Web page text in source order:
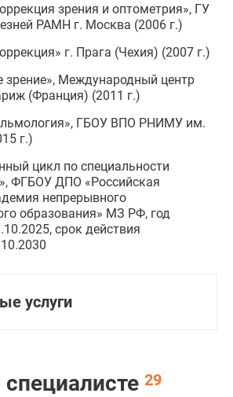
зрения и оптометрия», ГУ
РАМН г. Москва (2006 г.)
г. Прага (Чехия) (2007 г.)
зрение», Международный центр
(Франция) (2011 г.)
ГБОУ ВПО РНИМУ им.
г.)
цикл по специальности
ФГБОУ ДПО «Российская
непрерывного
образования» МЗ РФ, год
срок действия
услуги
29